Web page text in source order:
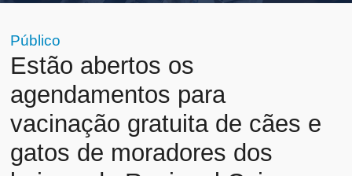
Público
Estão abertos os
agendamentos para
vacinação gratuita de cães e
gatos de moradores dos